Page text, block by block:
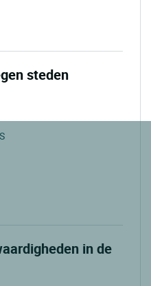
steden
in de